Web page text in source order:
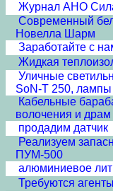
Журнал АНО
Современный
Новелла Шарм
Заработайте с
Жидкая
Уличные
SoN-T 250,
Кабельные
волочения и драм
продадим датчик
Реализуем
ПУМ-500
алюминиевое
Требуются